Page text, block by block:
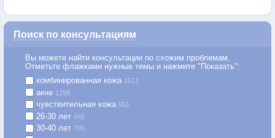
Поиск по консультациям
Вы можете найти консультации по схожим проблемам.
Отметьте флажками нужные темы и нажмите "Показать":
комбинированная кожа 1513
акне 1298
чувствительная кожа 951
26-30 лет 845
30-40 лет 705